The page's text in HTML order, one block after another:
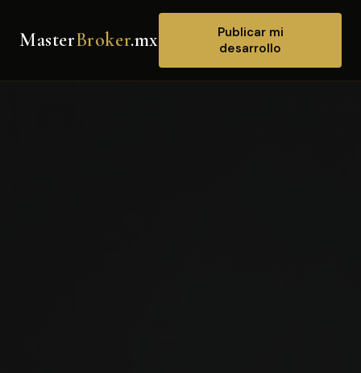
MasterBroker.mx
Publicar mi
desarrollo